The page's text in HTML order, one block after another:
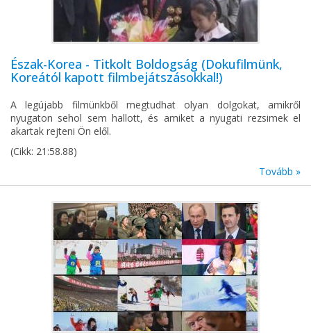
Észak-Korea - Titkolt Boldogság (Dokufilmünk,
Koreától kapott filmbejátszásokkal!)
A legújabb filmünkből megtudhat olyan dolgokat, amikről
nyugaton sehol sem hallott, és amiket a nyugati rezsimek el
akartak rejteni Ön elől.
(Cikk: 21:58.88)
Tovább »